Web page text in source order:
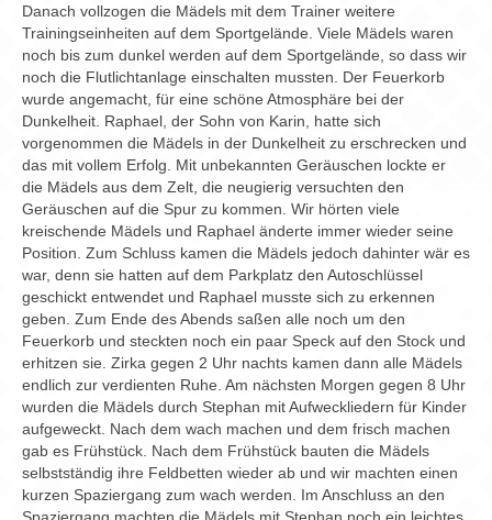
Danach vollzogen die Mädels mit dem Trainer weitere
Trainingseinheiten auf dem Sportgelände. Viele Mädels waren
noch bis zum dunkel werden auf dem Sportgelände, so dass wir
noch die Flutlichtanlage einschalten mussten. Der Feuerkorb
wurde angemacht, für eine schöne Atmosphäre bei der
Dunkelheit. Raphael, der Sohn von Karin, hatte sich
vorgenommen die Mädels in der Dunkelheit zu erschrecken und
das mit vollem Erfolg. Mit unbekannten Geräuschen lockte er
die Mädels aus dem Zelt, die neugierig versuchten den
Geräuschen auf die Spur zu kommen. Wir hörten viele
kreischende Mädels und Raphael änderte immer wieder seine
Position. Zum Schluss kamen die Mädels jedoch dahinter wär es
war, denn sie hatten auf dem Parkplatz den Autoschlüssel
geschickt entwendet und Raphael musste sich zu erkennen
geben. Zum Ende des Abends saßen alle noch um den
Feuerkorb und steckten noch ein paar Speck auf den Stock und
erhitzen sie. Zirka gegen 2 Uhr nachts kamen dann alle Mädels
endlich zur verdienten Ruhe. Am nächsten Morgen gegen 8 Uhr
wurden die Mädels durch Stephan mit Aufweckliedern für Kinder
aufgeweckt. Nach dem wach machen und dem frisch machen
gab es Frühstück. Nach dem Frühstück bauten die Mädels
selbstständig ihre Feldbetten wieder ab und wir machten einen
kurzen Spaziergang zum wach werden. Im Anschluss an den